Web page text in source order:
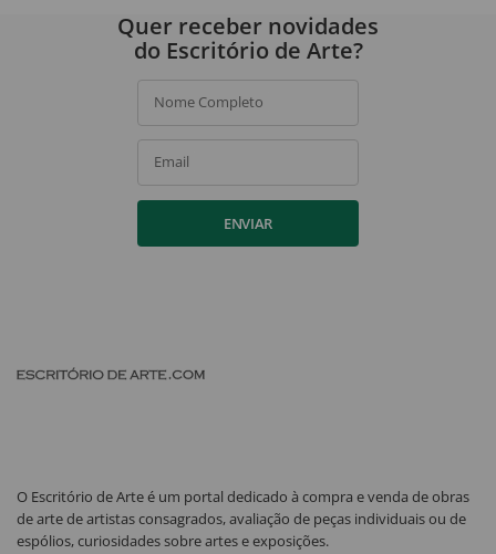
Quer receber novidades
do Escritório de Arte?
Nome Completo
Email
ENVIAR
O Escritório de Arte é um portal dedicado à compra e venda de obras
de arte de artistas consagrados, avaliação de peças individuais ou de
espólios, curiosidades sobre artes e exposições.